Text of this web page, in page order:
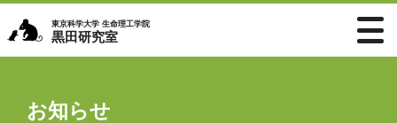
東京科学大学 生命理工学院
黒田研究室
お知らせ